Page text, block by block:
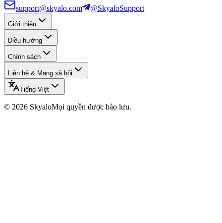
support@skyalo.com @SkyaloSupport
Giới thiệu
Điều hướng
Chính sách
Liên hệ & Mạng xã hội
Tiếng Việt
© 2026 SkyaloMọi quyền được bảo lưu.